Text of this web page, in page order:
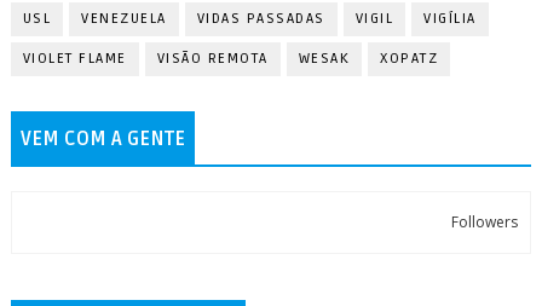
USL VENEZUELA VIDAS PASSADAS VIGIL VIGÍLIA
VIOLET FLAME VISÃO REMOTA WESAK XOPATZ
VEM COM A GENTE
Followers